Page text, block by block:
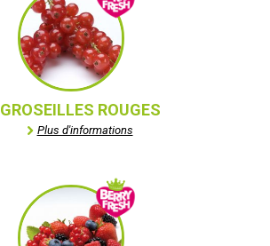
GROSEILLES ROUGES
Plus d'informations